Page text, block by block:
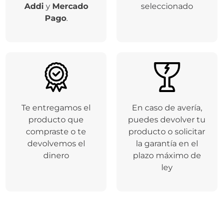
Addi y Mercado
Pago.
seleccionado
Te entregamos el
producto que
compraste o te
devolvemos el
dinero
En caso de avería,
puedes devolver tu
producto o solicitar
la garantía en el
plazo máximo de
ley